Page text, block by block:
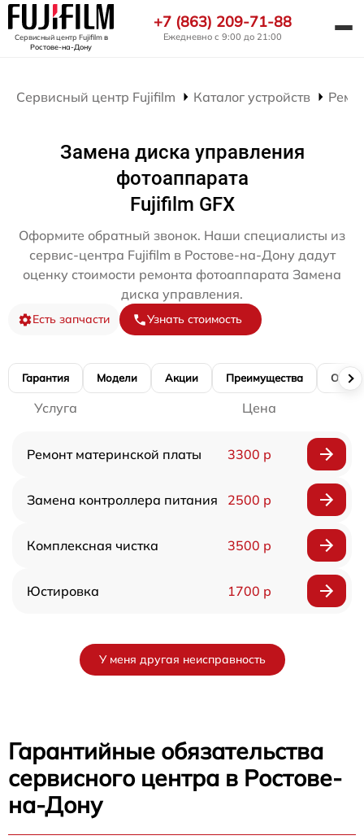
Сервисный центр Fujifilmв
Ростове-на-Дону
+7 (863) 209-71-88
Ежедневно с 9:00 до 21:00
Сервисный центр Fujifilm Каталог устройств
Замена диска управления
фотоаппарата
Fujifilm GFX
Оформите обратный звонок. Наши специалисты из
сервис-центра Fujifilm в Ростове-на-Дону дадут
оценку стоимости ремонта фотоаппарата Замена
диска управления.
Есть запчасти Узнать стоимость
Гарантия Модели Акции Преимущества
Услуга Цена
Ремонт материнской платы 3300 р
Замена контроллера питания 2500 р
Комплексная чистка 3500 р
Юстировка 1700 р
У меня другая неисправность
Гарантийные обязательства
сервисного центра в Ростове-
на-Дону